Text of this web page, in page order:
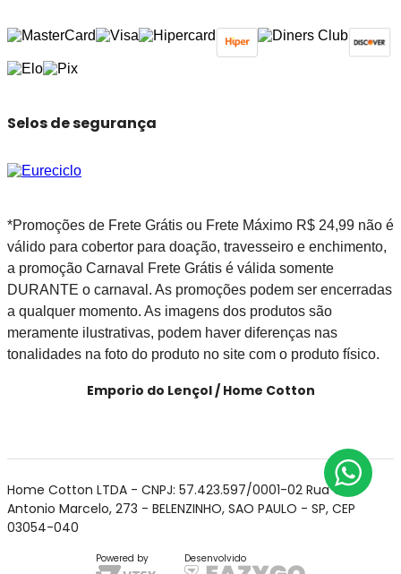
Selos de segurança
*Promoções de Frete Grátis ou Frete Máximo R$ 24,99 não é
válido para cobertor para doação, travesseiro e enchimento,
a promoção Carnaval Frete Grátis é válida somente
DURANTE o carnaval. As promoções podem ser encerradas
a qualquer momento. As imagens dos produtos são
meramente ilustrativas, podem haver diferenças nas
tonalidades na foto do produto no site com o produto físico.
Emporio do Lençol / Home Cotton
Home Cotton LTDA - CNPJ: 57.423.597/0001-02 Rua Cel
Antonio Marcelo, 273 - BELENZINHO, SAO PAULO - SP, CEP
03054-040
Powered by Desenvolvido